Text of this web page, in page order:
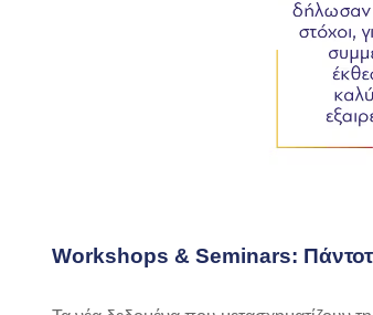
Workshops & Seminars: